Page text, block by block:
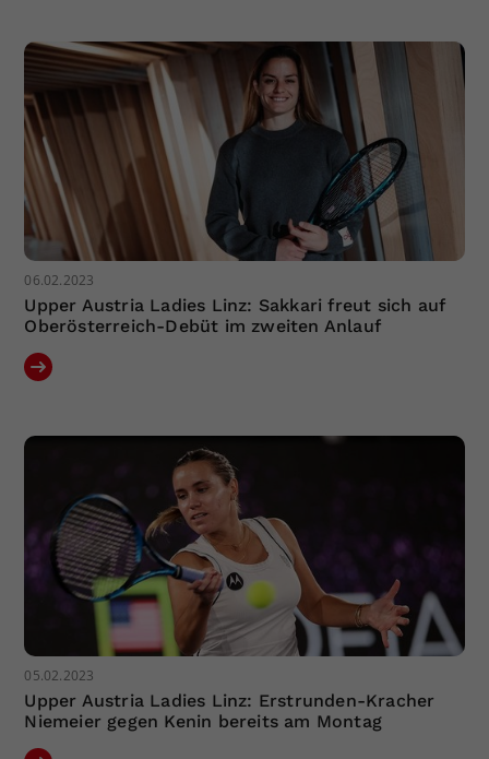
06.02.2023
Upper Austria Ladies Linz: Sakkari freut sich auf
Oberösterreich-Debüt im zweiten Anlauf
05.02.2023
Upper Austria Ladies Linz: Erstrunden-Kracher
Niemeier gegen Kenin bereits am Montag
Einstellungen. Unter anderem eine
zufällig generierte ID, für die
historische Speicherung Ihrer
vorgenommen Einstellungen, falls der
Webseiten-Betreiber dies eingestellt
hat.